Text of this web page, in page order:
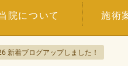
院について 施術
新着ブログアップしました！